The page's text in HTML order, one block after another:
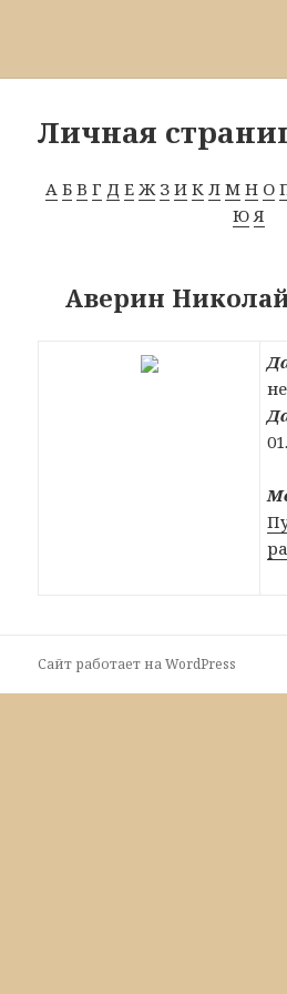
Личная
А Б В Г Д Е Ж З И К Л М Н О
Ю Я
Аверин
Сайт работает на WordPress